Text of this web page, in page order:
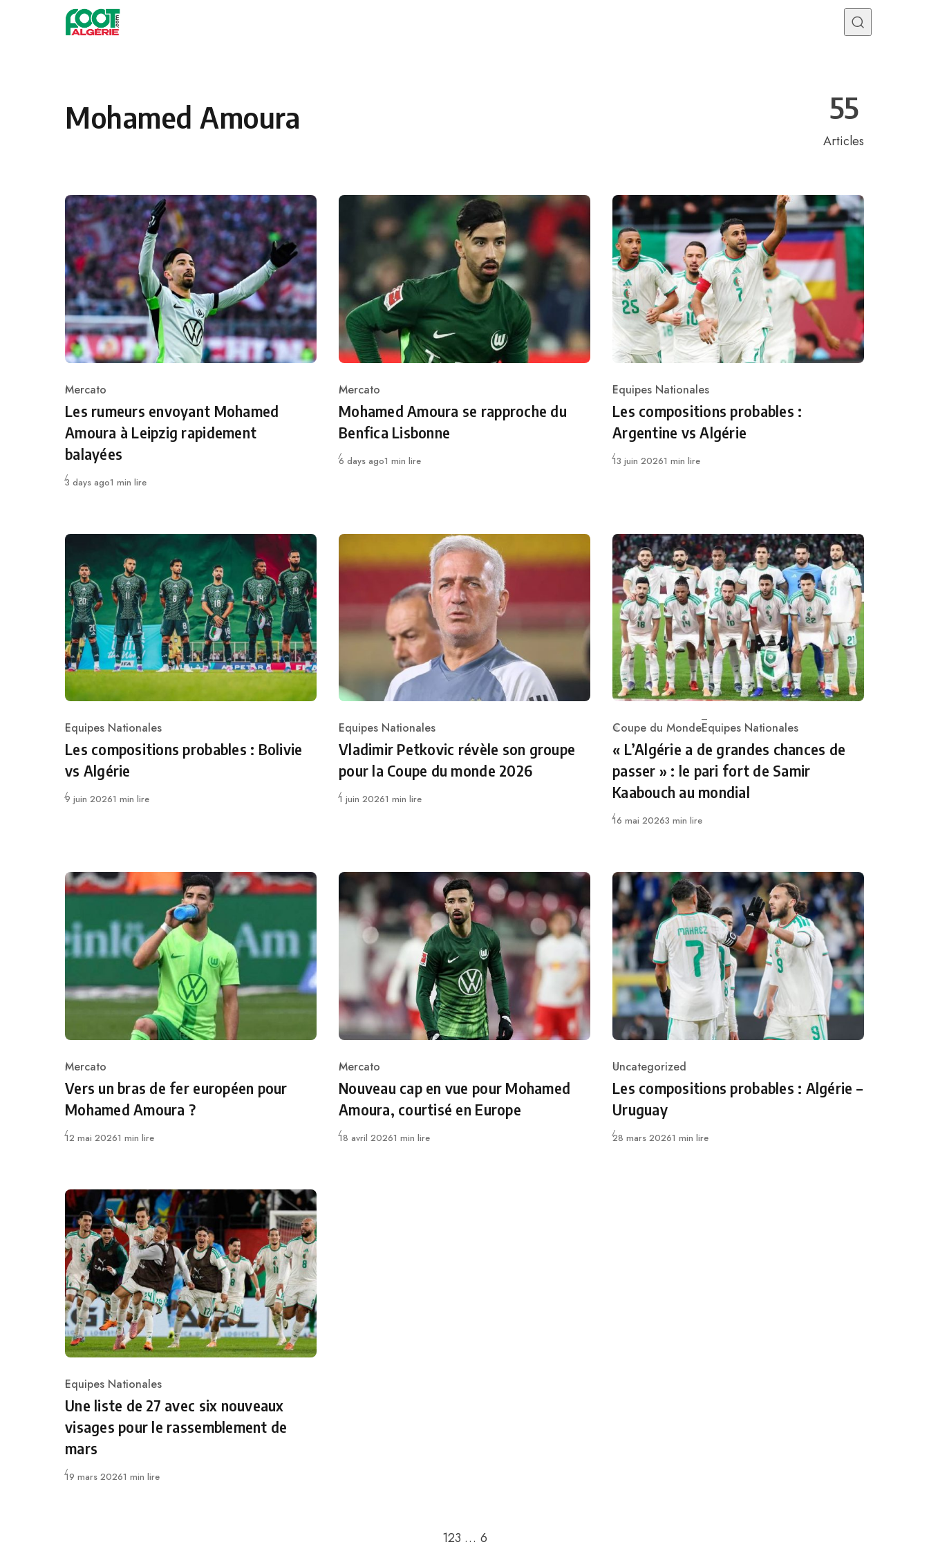
Skip to content
Mohamed Amoura 55
Articles
Category
Mercato
Les rumeurs envoyant Mohamed
Amoura à Leipzig rapidement
balayées
Publié
3 days ago1 min lire
Category
Mercato
Mohamed Amoura se rapproche du
Benfica Lisbonne
Publié
6 days ago1 min lire
Category
Equipes Nationales
Les compositions probables :
Argentine vs Algérie
Publié
13 juin 20261 min lire
Category
Equipes Nationales
Les compositions probables : Bolivie
vs Algérie
Publié
9 juin 20261 min lire
Category
Equipes Nationales
Vladimir Petkovic révèle son groupe
pour la Coupe du monde 2026
Publié
1 juin 20261 min lire
Category
Coupe du MondeEquipes Nationales
« L’Algérie a de grandes chances de
passer » : le pari fort de Samir
Kaabouch au mondial
Publié
16 mai 20263 min lire
Category
Mercato
Vers un bras de fer européen pour
Mohamed Amoura ?
Publié
12 mai 20261 min lire
Category
Mercato
Nouveau cap en vue pour Mohamed
Amoura, courtisé en Europe
Publié
18 avril 20261 min lire
Category
Uncategorized
Les compositions probables : Algérie –
Uruguay
Publié
28 mars 20261 min lire
Category
Equipes Nationales
Une liste de 27 avec six nouveaux
visages pour le rassemblement de
mars
Publié
19 mars 20261 min lire
123 … 6Passer à la page suivante